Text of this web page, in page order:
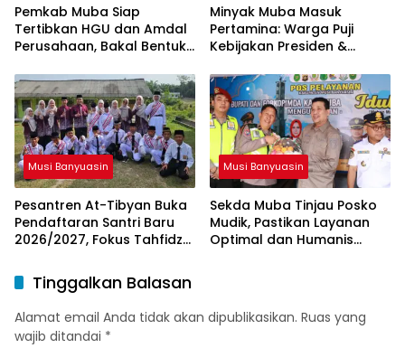
Pemkab Muba Siap
Tertibkan HGU dan Amdal
Perusahaan, Bakal Bentuk
Minyak Muba Masuk
Pertamina: Warga Puji
Kebijakan Presiden &
Musi Banyuasin
Pesantren At-Tibyan Buka
Pendaftaran Santri Baru
2026/2027, Fokus Tahfidz
Musi Banyuasin
Sekda Muba Tinjau Posko
Mudik, Pastikan Layanan
Optimal dan Humanis
Tinggalkan Balasan
Alamat email Anda tidak akan dipublikasikan. Ruas yang
wajib ditandai *